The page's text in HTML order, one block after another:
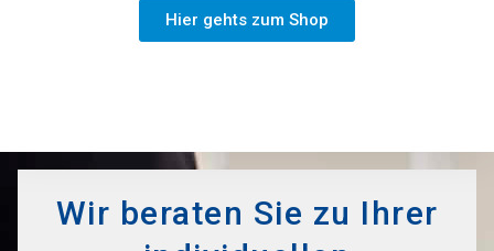
Hier gehts zum Shop
Wir beraten Sie zu Ihrer